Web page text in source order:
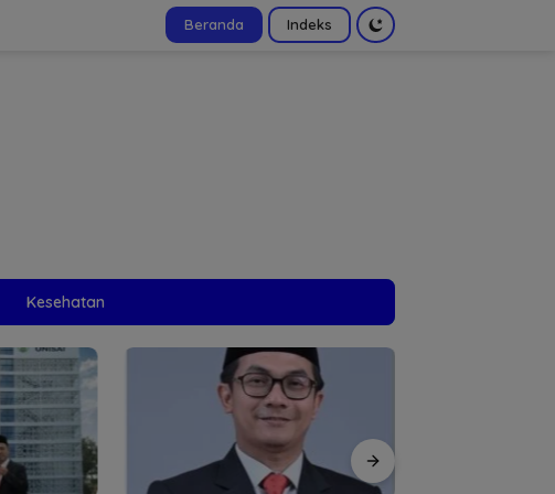
Beranda Indeks
Kesehatan